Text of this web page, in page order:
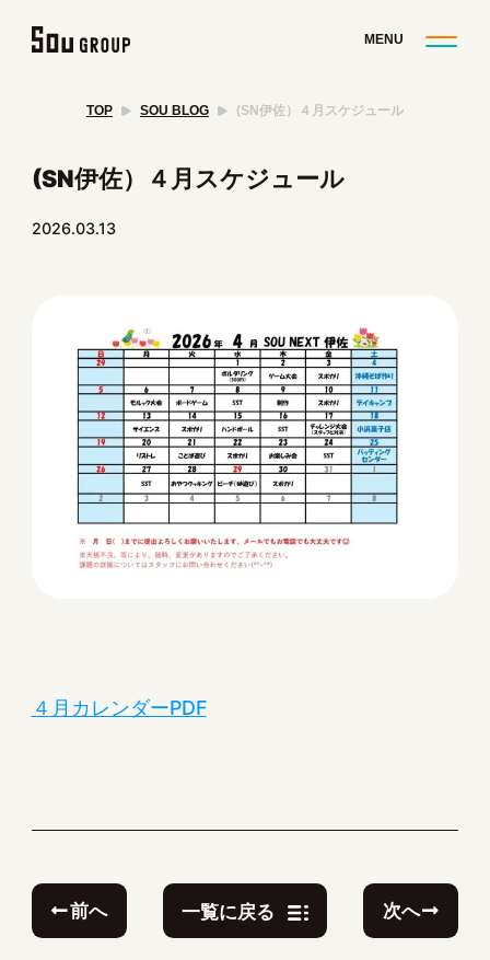
TOP SOU BLOG (SN伊佐）４月スケジュール
(SN伊佐）４月スケジュール
2026.03.13
４月カレンダーPDF
前へ 一覧に戻る 次へ